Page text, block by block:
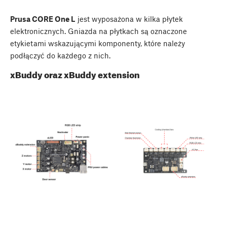
Prusa CORE One L jest wyposażona w kilka płytek
elektronicznych. Gniazda na płytkach są oznaczone
etykietami wskazującymi komponenty, które należy
podłączyć do każdego z nich.
xBuddy oraz xBuddy extension